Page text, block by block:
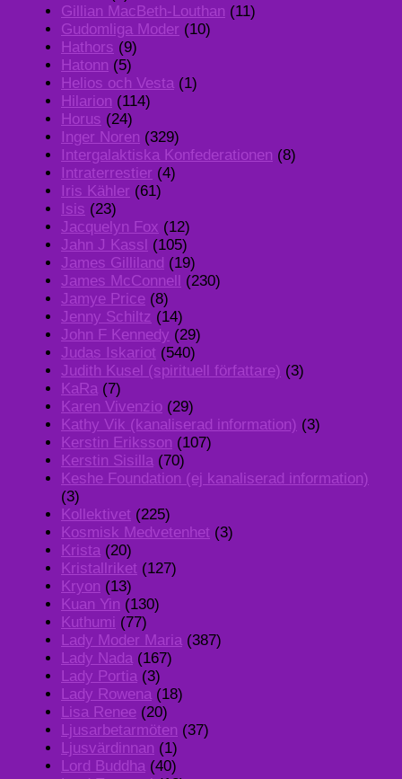
Gillian MacBeth-Louthan (11)
Gudomliga Moder (10)
Hathors (9)
Hatonn (5)
Helios och Vesta (1)
Hilarion (114)
Horus (24)
Inger Noren (329)
Intergalaktiska Konfederationen (8)
Intraterrestier (4)
Iris Kähler (61)
Isis (23)
Jacquelyn Fox (12)
Jahn J Kassl (105)
James Gilliland (19)
James McConnell (230)
Jamye Price (8)
Jenny Schiltz (14)
John F Kennedy (29)
Judas Iskariot (540)
Judith Kusel (spirituell författare) (3)
KaRa (7)
Karen Vivenzio (29)
Kathy Vik (kanaliserad information) (3)
Kerstin Eriksson (107)
Kerstin Sisilla (70)
Keshe Foundation (ej kanaliserad information)
(3)
Kollektivet (225)
Kosmisk Medvetenhet (3)
Krista (20)
Kristallriket (127)
Kryon (13)
Kuan Yin (130)
Kuthumi (77)
Lady Moder Maria (387)
Lady Nada (167)
Lady Portia (3)
Lady Rowena (18)
Lisa Renee (20)
Ljusarbetarmöten (37)
Ljusvärdinnan (1)
Lord Buddha (40)